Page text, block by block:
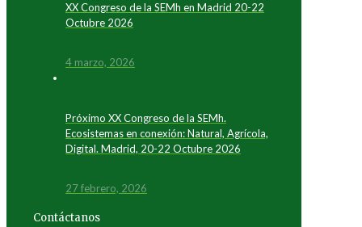
XX Congreso de la SEMh en Madrid 20-22
Octubre 2026
4 marzo, 2026
Próximo XX Congreso de la SEMh.
Ecosistemas en conexión: Natural, Agrícola,
Digital. Madrid, 20-22 Octubre 2026
27 febrero, 2026
Contáctanos